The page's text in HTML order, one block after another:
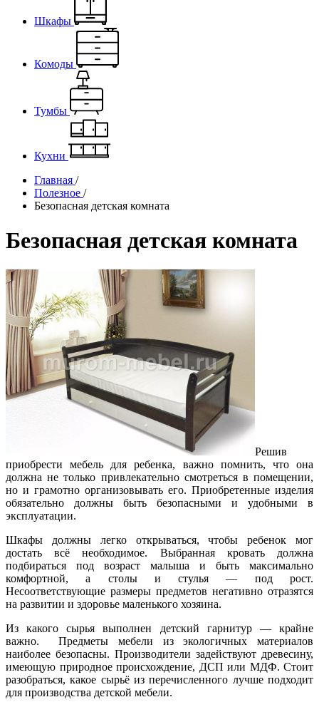
Шкафы
Комоды
Тумбы
Кухни
Главная /
Полезное /
Безопасная детская комната
Безопасная детская комната
Решив
приобрести мебель для ребенка, важно помнить, что она
должна не только привлекательно смотреться в помещении,
но и грамотно организовывать его. Приобретенные изделия
обязательно должны быть безопасными и удобными в
эксплуатации.
Шкафы должны легко открываться, чтобы ребенок мог
достать всё необходимое. Выбранная кровать должна
подбираться под возраст малыша и быть максимально
комфортной, а столы и стулья — под рост.
Несоответствующие размеры предметов негативно отразятся
на развитии и здоровье маленького хозяина.
Из какого сырья выполнен детский гарнитур — крайне
важно. Предметы мебели из экологичных материалов
наиболее безопасны. Производители задействуют древесину,
имеющую природное происхождение, ДСП или МДФ. Стоит
разобраться, какое сырьё из перечисленного лучше подходит
для производства детской мебели.